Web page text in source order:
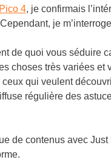
4, je confirmais
je
de quoi vous séduire
choses très variées et
qui veulent
régulière des
de contenus avec